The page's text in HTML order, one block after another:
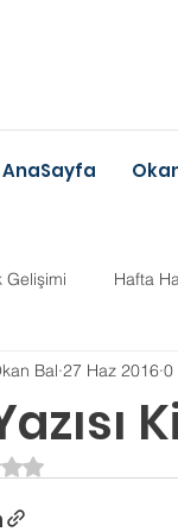
AnaSayfa
Gelişimi Hafta
Hiperaktivite
AYT
Bal 27 Haz 2016 0
üzerinden NaN yıldız